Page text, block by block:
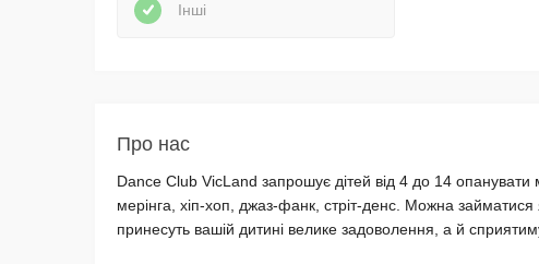
Інші
Про нас
Dance Club VicLand запрошує дітей від 4 до 14
мерінга, хіп-хоп, джаз-фанк, стріт-денс. Можна займатися
принесуть вашій дитині велике задоволення, а й